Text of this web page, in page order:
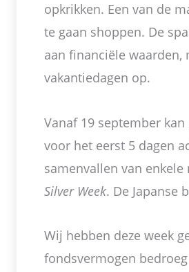
opkrikken. Een van de
te gaan shoppen. De
aan financiële
vakantiedagen op.
Vanaf 19 september
voor het eerst 5 dagen
samenvallen van
Silver Week. De Japanse
Wij hebben deze week
fondsvermogen